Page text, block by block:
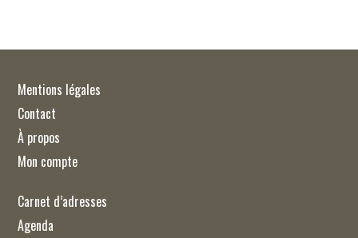
Mentions légales
Contact
À propos
Mon compte
Carnet d’adresses
Agenda